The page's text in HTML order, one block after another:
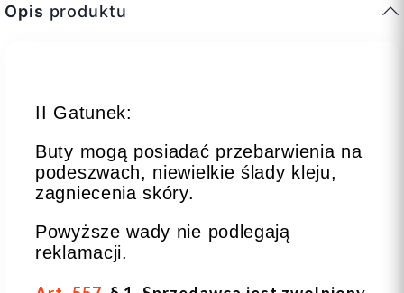
Opis produktu
II Gatunek:
Buty mogą posiadać przebarwienia na
podeszwach, niewielkie ślady kleju,
zagniecenia skóry.
Powyższe wady nie podlegają
reklamacji.